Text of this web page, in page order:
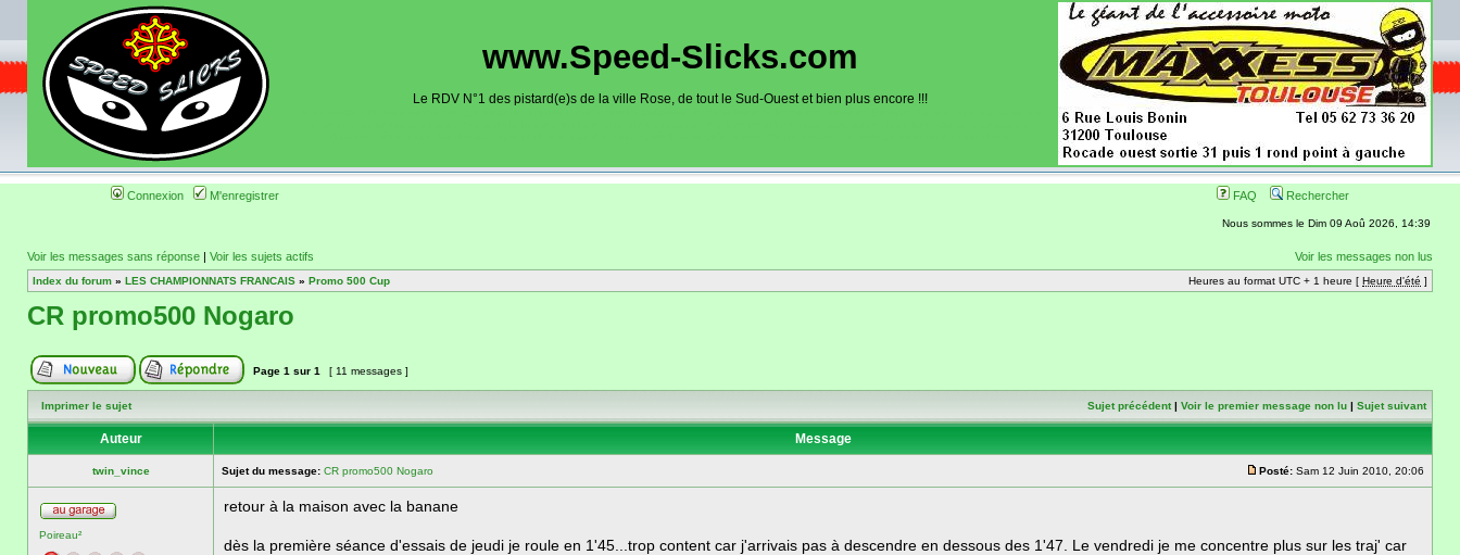
www.Speed-Slicks.com
Le RDV N°1 des pistard(e)s de la ville Rose, de tout le Sud-Ouest et bien plus encore !!!
Connexion M'enregistrer FAQ Rechercher
Nous sommes le Dim 09 Aoû 2026, 14:39
Voir les messages sans réponse | Voir les sujets actifs Voir les messages non lus
Index du forum » LES CHAMPIONNATS FRANCAIS » Promo 500 Cup Heures au format UTC + 1 heure [ Heure d'été ]
CR promo500 Nogaro
Page 1 sur 1 [ 11 messages ]
Imprimer le sujet Sujet précédent| Voir le premier message non lu | Sujet suivant
Auteur Message
twin_vince Sujet du message: CR promo500 Nogaro Posté: Sam 12 Juin 2010, 20:06
Poireau²
retour à la maison avec la banane
dès la première séance d'essais de jeudi je roule en 1'45...trop content car j'arrivais pas à descendre en dessous des 1'47. Le vendredi je me concentre plus sur les traj' car